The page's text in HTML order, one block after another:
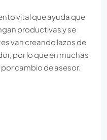
vital que ayuda que
productivas y se
van creando lazos de
por lo que en muchas
cambio de asesor.